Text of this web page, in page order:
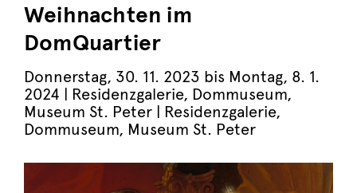
Weihnachten im
DomQuartier
Donnerstag, 30. 11. 2023 bis Montag, 8. 1.
2024 | Residenzgalerie, Dommuseum,
Museum St. Peter | Residenzgalerie,
Dommuseum, Museum St. Peter